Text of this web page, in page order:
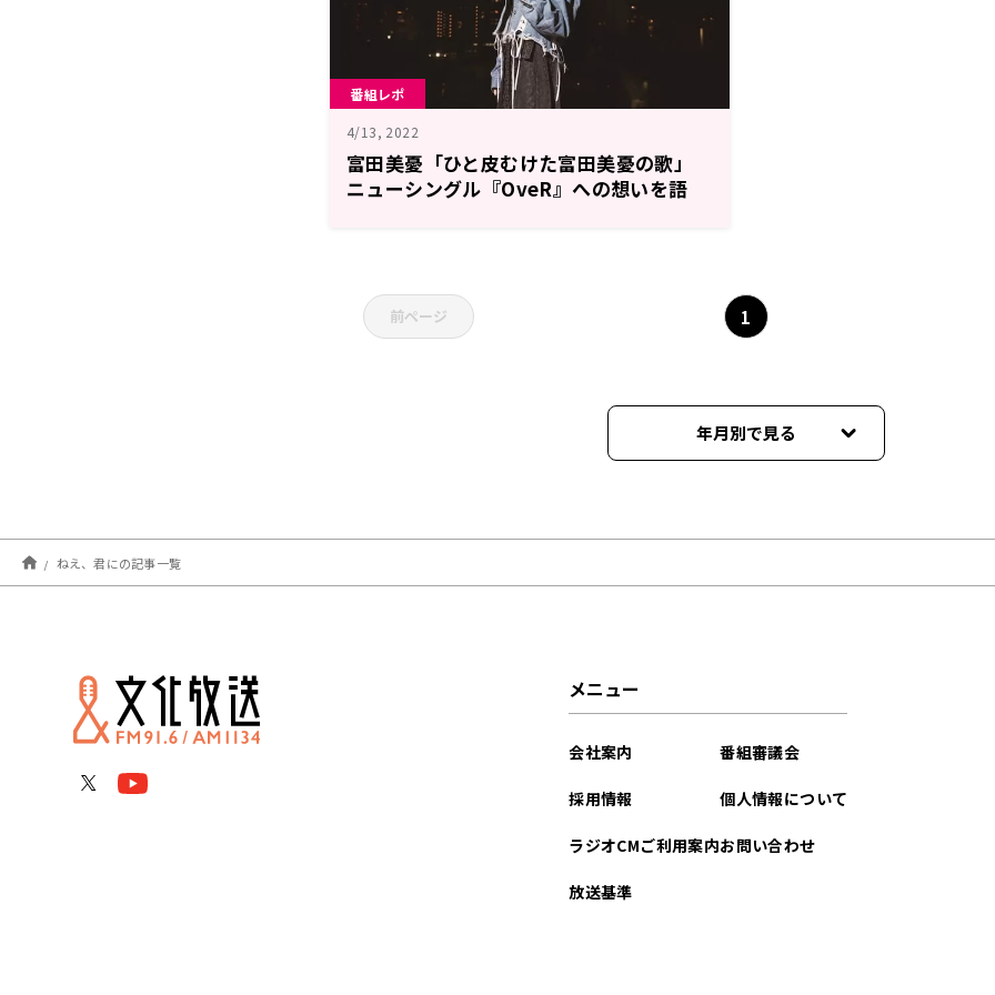
番組レポ
4/13, 2022
富田美憂「ひと皮むけた富田美憂の歌」
ニューシングル『OveR』への想いを語
前ページ 1
年月別で見る
ねえ、君にの記事一覧
メニュー
会社案内
採用情報
ラジオCMご利用案内
放送基準
番組審議会
個人情報について
お問い合わせ